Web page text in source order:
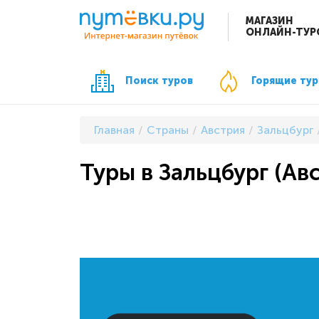
МАГАЗИН
ОНЛАЙН-
Поиск туров Горящие
Главная Страны Австрия Зальцбург
Туры в Зальцбург